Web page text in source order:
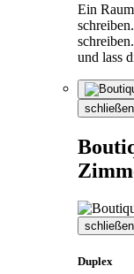
Ein
und lass
schließen
schließen
Duplex